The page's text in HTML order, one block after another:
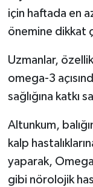
için haftada en
önemine dikkat
Uzmanlar,
omega-3
sağlığına katkı
Altunkum,
kalp
yaparak,
gibi nörolojik